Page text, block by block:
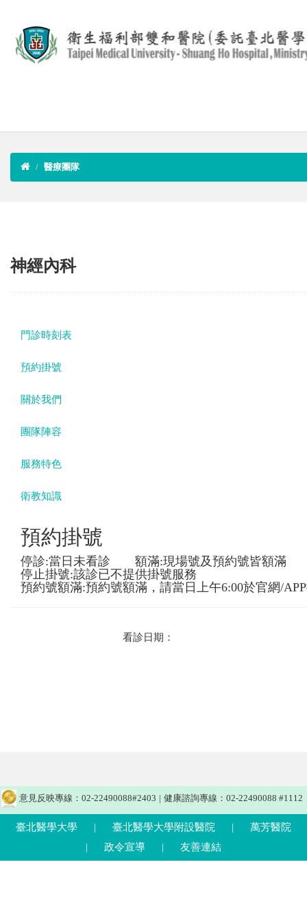
醫療團隊
神經內科
門診時刻表
預約掛號
關於我們
團隊陣容
服務特色
衛教知識
預約掛號
停診:當日未看診 額滿:現場號及預約號皆額滿
停止掛號:該診已不提供掛號服務
預約號額滿:預約號額滿，請當日上午6:00於官網/
看診日期：
意見反映專線：02-22490088#2403 | 健康諮詢專線：02-22490088 #1112
臺北醫學大學 | 臺北醫學大學附設醫院 |
萬芳醫院
|
政令宣導 | 友善連結